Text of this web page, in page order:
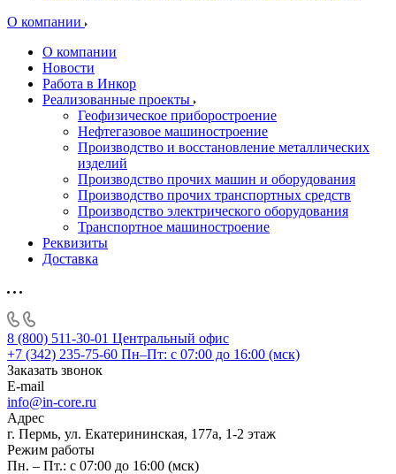
О компании
О компании
Новости
Работа в Инкор
Реализованные проекты
Геофизическое приборостроение
Нефтегазовое машиностроение
Производство и восстановление металлических
изделий
Производство прочих машин и оборудования
Производство прочих транспортных средств
Производство электрического оборудования
Транспортное машиностроение
Реквизиты
Доставка
8 (800) 511-30-01 Центральный офис
+7 (342) 235-75-60 Пн–Пт: с 07:00 до 16:00 (мск)
Заказать звонок
E-mail
info@in-core.ru
Адрес
г. Пермь, ул. ​Екатерининская, 177а, ​1-2 этаж
Режим работы
Пн. – Пт.: с 07:00 до 16:00 (мск)